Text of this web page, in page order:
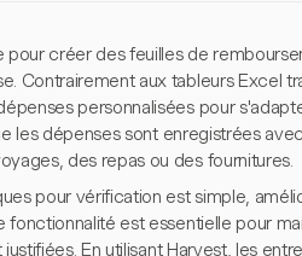
créer des feuilles de
Contrairement aux tableurs Excel
personnalisées pour
les dépenses sont enregistrées
des repas ou des fournitures.
pour vérification est simple,
est essentielle pour
En utilisant Harvest, les